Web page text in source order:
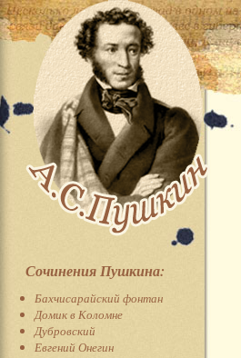
Сочинения Пушкина:
Бахчисарайский фонтан
Домик в Коломне
Дубровский
Евгений Онегин